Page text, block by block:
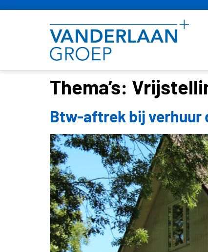
Thema’s:
Btw-aftrek bij verhuur